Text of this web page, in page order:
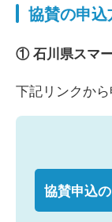
協賛の申
① 石川県スマ
下記リンクから
協賛申込